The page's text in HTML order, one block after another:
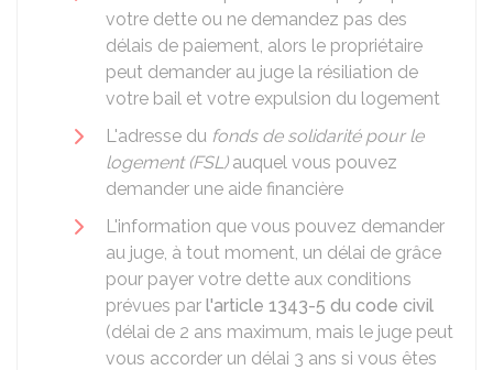
votre dette ou ne demandez pas des
délais de paiement, alors le propriétaire
peut demander au juge la résiliation de
votre bail et votre expulsion du logement
L'adresse du fonds de solidarité pour le
logement (FSL)auquel vous pouvez
demander une aide financière
L'information que vous pouvez demander
au juge, à tout moment, un délai de grâce
pour payer votre dette aux conditions
prévues par l'article 1343-5 du code civil
(délai de 2 ans maximum, mais le juge peut
vous accorder un délai 3 ans si vous êtes